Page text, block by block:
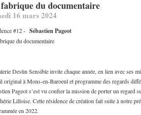
du documentaire
16 mars 2024
#12 - Sébastien Pageot
du documentaire
Destin Sensible invite chaque année, en lien avec ses
original à Mons-en-Baroeul et programme des regards
Pageot s’est vu confier la mission de porter un regard
Lilloise. Cette résidence de création fait suite à notre
en 2022.